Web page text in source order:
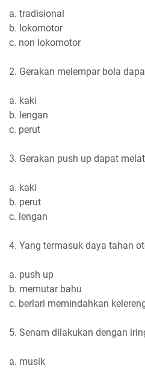
a. tradisional
b. lokomotor
c. non lokomotor
2. Gerakan melempar bola
a. kaki
b. lengan
c. perut
3. Gerakan push up dapat
a. kaki
b. perut
c. lengan
4. Yang termasuk daya tahan
a. push up
b. memutar bahu
c. berlari memindahkan
5. Senam dilakukan dengan
a. musik